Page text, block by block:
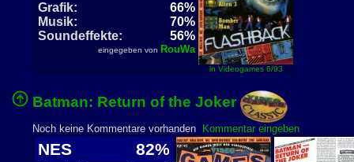
Grafik:
66%
Musik:
70%
Soundeffekte:
56%
eingegeben von RouWa
in Videogames 6/93
Batman: Return of the Joker
Noch keine Kommentare vorhanden Kommentar eingeben
NES 82%